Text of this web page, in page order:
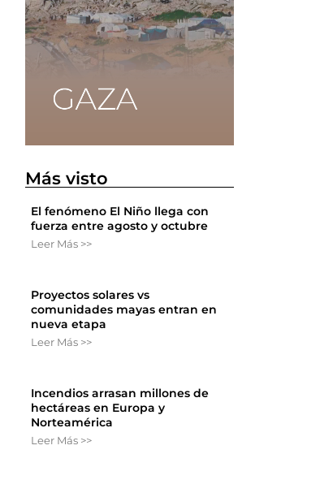
Más visto
El fenómeno El Niño llega con
fuerza entre agosto y octubre
Leer Más >>
Proyectos solares vs
comunidades mayas entran en
nueva etapa
Leer Más >>
Incendios arrasan millones de
hectáreas en Europa y
Norteamérica
Leer Más >>